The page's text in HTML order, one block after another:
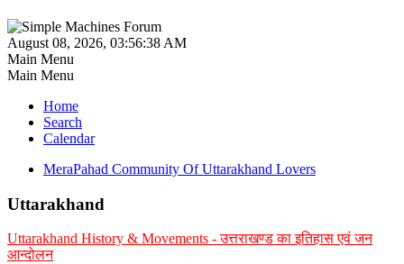
August 08, 2026, 03:56:38 AM
Main Menu
Main Menu
Home
Search
Calendar
MeraPahad Community Of Uttarakhand Lovers
Uttarakhand
Uttarakhand History & Movements - उत्तराखण्ड का इतिहास एवं जन
आन्दोलन